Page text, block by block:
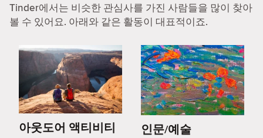
Tinder에서는 비슷한 관심사를 가진 사람들을 많이 찾아
볼 수 있어요. 아래와 같은 활동이 대표적이죠.
아웃도어 액티비티 인문/예술